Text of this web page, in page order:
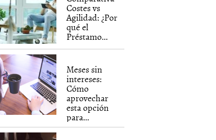
Costes vs
Agilidad: ¿Por
qué el
Préstamo...
Meses sin
intereses:
Cómo
aprovechar
esta opción
para...